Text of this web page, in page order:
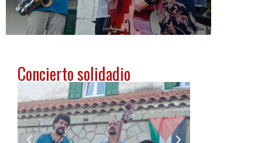
Concierto solidadio